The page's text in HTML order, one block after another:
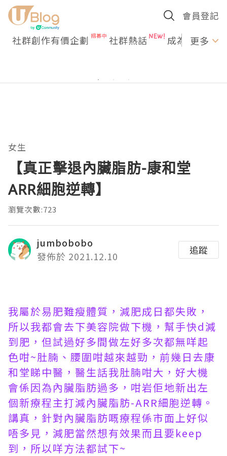
會員登記
社群創作有價企劃 社群熱話 成為U更多
女生
【真正擊退內臟脂肪-康和堂
ARR細胞逆轉】
瀏覽次數:723
jumbobobo
發佈於 2021.12.10
追蹤
我屬於易肥難瘦體質，減肥成日都失敗，
所以我都會去下美容院做下機，幫手快d減
到肥，但試過好多間做左好多次都無咩起
色咁~肚腩、腰圍咁越來越勁，前幾日去康
和堂睇中醫，醫生話我肚腩咁大，好大機
會係因為內臟脂肪過多，咁岩佢地新出左
個新療程主打減內臟脂肪-ARR細胞逆轉。
講真，針對內臟脂肪嘅療程係市面上好似
唔多見，減肥當然想有效果而且要keep
到，所以咩方法都試下~